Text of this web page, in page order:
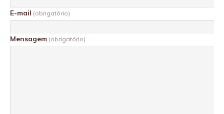
E-mail (obrigatório)
Mensagem (obrigatório)